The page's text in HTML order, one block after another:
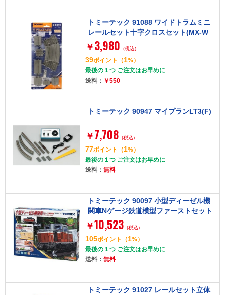
トミーテック 91088 ワイドトラムミニ
レールセット十字クロスセット(MX-W
T)
￥ 3,980 (税込)
39ポイント （1%）
最後の１つ ご注文はお早めに
送料： ￥550
トミーテック 90947 マイプランLT3(F)
￥ 7,708 (税込)
77ポイント （1%）
最後の１つ ご注文はお早めに
送料： 無料
トミーテック 90097 小型ディーゼル機
関車Nゲージ鉄道模型ファーストセット
￥10,523 (税込)
105ポイント （1%）
最後の１つ ご注文はお早めに
送料： 無料
トミーテック 91027 レールセット立体